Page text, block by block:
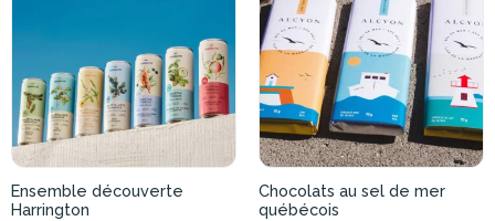
Ensemble découverte
Harrington
Chocolats au sel de mer
québécois